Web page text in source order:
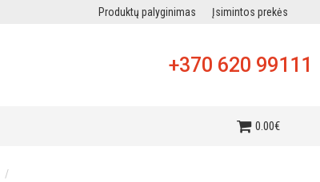
Produktų palyginimas Įsimintos prekės
+370 620 99111
0.00€